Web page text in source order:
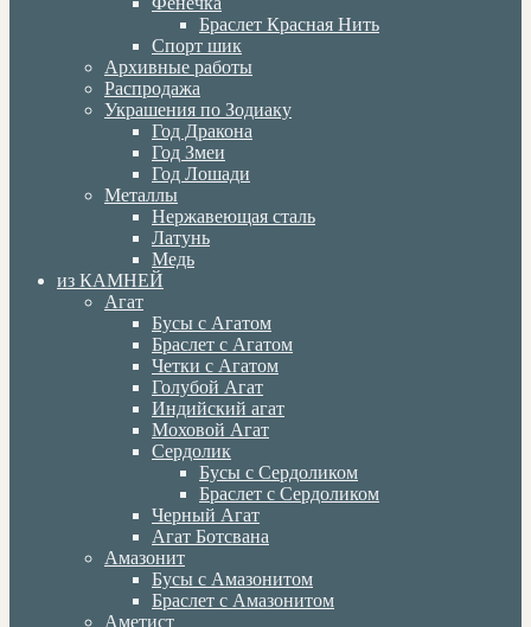
Браслет Красная Нить
Спорт шик
Архивные работы
Распродажа
Украшения по Зодиаку
Год Дракона
Год Змеи
Год Лошади
Металлы
Нержавеющая сталь
Латунь
Медь
из КАМНЕЙ
Агат
Бусы с Агатом
Браслет с Агатом
Четки с Агатом
Голубой Агат
Индийский агат
Моховой Агат
Сердолик
Бусы с Сердоликом
Браслет с Сердоликом
Черный Агат
Агат Ботсвана
Амазонит
Бусы с Амазонитом
Браслет с Амазонитом
Аметист